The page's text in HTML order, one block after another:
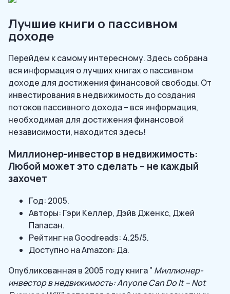
Лучшие книги о пассивном
доходе
Перейдем к самому интересному. Здесь собрана
вся информация о лучших книгах о пассивном
доходе для достижения финансовой свободы. От
инвестирования в недвижимость до создания
потоков пассивного дохода – вся информация,
необходимая для достижения финансовой
независимости, находится здесь!
Миллионер-инвестор в недвижимость:
Любой может это сделать – не каждый
захочет
Год: 2005.
Авторы: Гэри Келлер, Дэйв Дженкс, Джей
Папасан.
Рейтинг на Goodreads: 4.25/5.
Доступно на Amazon: Да.
Опубликованная в 2005 году книга ” Миллионер-
инвестор в недвижимость: Anyone Can Do It – Not